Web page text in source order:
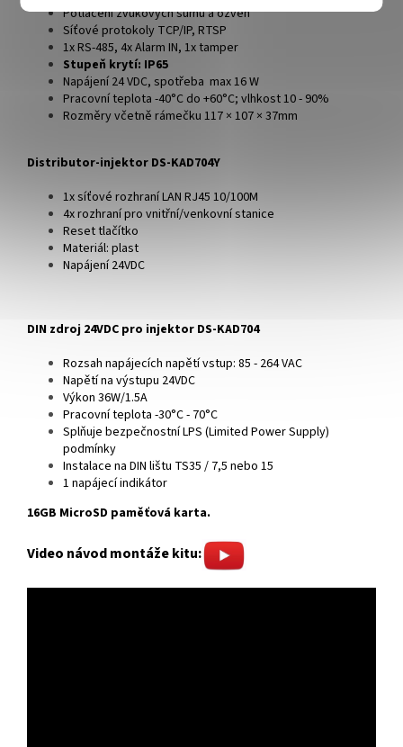
Potlačení zvukových šumů a ozvěn
Síťové protokoly TCP/IP, RTSP
1x RS-485, 4x Alarm IN, 1x tamper
Stupeň krytí: IP65
Napájení 24 VDC, spotřeba max 16 W
Pracovní teplota -40°C do +60°C; vlhkost 10 - 90%
Rozměry včetně rámečku 117 × 107 × 37mm
Distributor-injektor DS-KAD704Y
1x síťové rozhraní LAN RJ45 10/100M
4x rozhraní pro vnitřní/venkovní stanice
Reset tlačítko
Materiál: plast
Napájení 24VDC
DIN zdroj 24VDC pro injektor DS-KAD704
Rozsah napájecích napětí vstup: 85 - 264 VAC
Napětí na výstupu 24VDC
Výkon 36W/1.5A
Pracovní teplota -30°C - 70°C
Splňuje bezpečnostní LPS (Limited Power Supply)
podmínky
Instalace na DIN lištu TS35 / 7,5 nebo 15
1 napájecí indikátor
16GB MicroSD paměťová karta.
Video návod montáže kitu: